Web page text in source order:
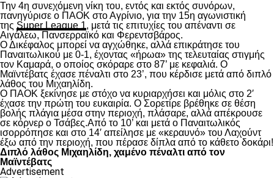
Την 4η συνεχόμενη νίκη του, εντός και εκτός συνόρων,
πανηγύρισε ο ΠΑΟΚ στο Αγρίνιο, για την 15η αγωνιστική
της Super League 1, μετά τις επιτυχίες του απέναντι σε
Αιγάλεω, Πανσερραϊκό και Φερεντσβάρος.
Ο Δικέφαλος μπορεί να αγχώθηκε, αλλά επικράτησε του
Παναιτωλικού με 0-1, έχοντας «ήρωα» της τελευταίας στιγμής
τον Καμαρά, ο οποίος σκόραρε στο 87’ με κεφαλιά. Ο
Μαϊντέβατς έχασε πέναλτι στο 23’, που κέρδισε μετά από διπλό
λάθος του Μιχαηλίδη.
Ο ΠΑΟΚ ξεκίνησε με στόχο να κυριαρχήσει και μόλις στο 2′
έχασε την πρώτη του ευκαιρία. Ο Σορετίρε βρέθηκε σε θέση
βολής πλάγια μέσα στην περιοχή, πλάσαρε, αλλά απέκρουσε
σε κόρνερ ο Τσάβες.Από το 10’ και μετά ο Παναιτωλικός
ισορρόπησε και στο 14′ απείλησε με «κεραυνό» του Λαχούντ
έξω από την περιοχή, που πέρασε δίπλα από το κάθετο δοκάρι!
Διπλό λάθος Μιχαηλίδη, χαμένο πέναλτι από τον
Μαϊντέβατς
Advertisement